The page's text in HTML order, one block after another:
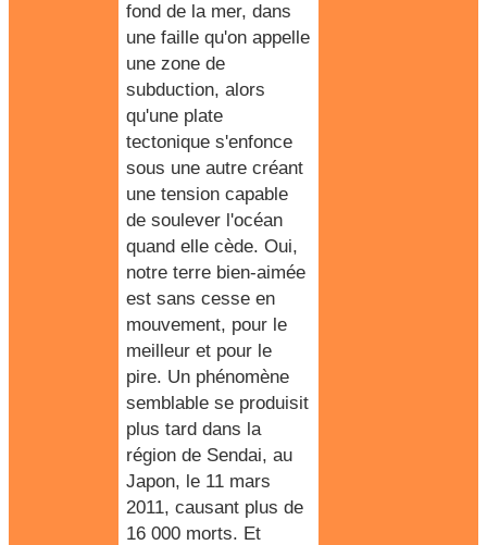
fond de la mer, dans
une faille qu'on appelle
une zone de
subduction, alors
qu'une plate
tectonique s'enfonce
sous une autre créant
une tension capable
de soulever l'océan
quand elle cède. Oui,
notre terre bien-aimée
est sans cesse en
mouvement, pour le
meilleur et pour le
pire. Un phénomène
semblable se produisit
plus tard dans la
région de Sendai, au
Japon, le 11 mars
2011, causant plus de
16 000 morts. Et